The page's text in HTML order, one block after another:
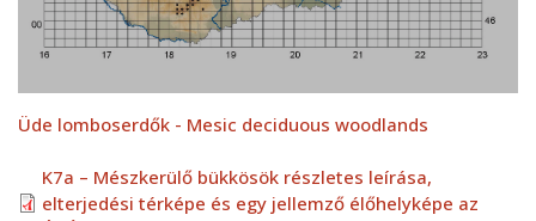
Üde lomboserdők - Mesic deciduous woodlands
K7a – Mészkerülő bükkösök részletes leírása,
elterjedési térképe és egy jellemző élőhelyképe az